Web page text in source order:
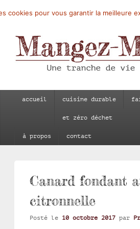
Mangez-Moi.fr
accueil cuisine durable
et zéro déchet
à propos contact
Canard fondant
citronnelle
Posté le 10 octobre 2017 par
cookies pour vous garantir la meilleure